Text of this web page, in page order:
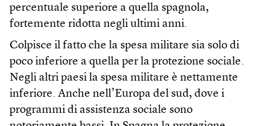
percentuale superiore a quella spagnola,
fortemente ridotta negli ultimi anni.
Colpisce il fatto che la spesa militare sia solo di
poco inferiore a quella per la protezione sociale.
Negli altri paesi la spesa militare è nettamente
inferiore. Anche nell’Europa del sud, dove i
programmi di assistenza sociale sono